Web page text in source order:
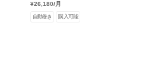
¥26,180/月
自動巻き 購入可能